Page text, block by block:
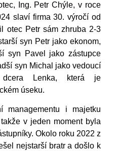
Ing. Petr Chýle, v roce
slaví firma 30. výročí od
otec Petr sám zhruba 2-3
syn Petr jako ekonom,
syn Pavel jako zástupce
syn Michal jako vedoucí
Lenka, která je
úseku.
managementu i majetku
v jeden moment byla
Okolo roku 2022 z
nejstarší bratr a došlo k